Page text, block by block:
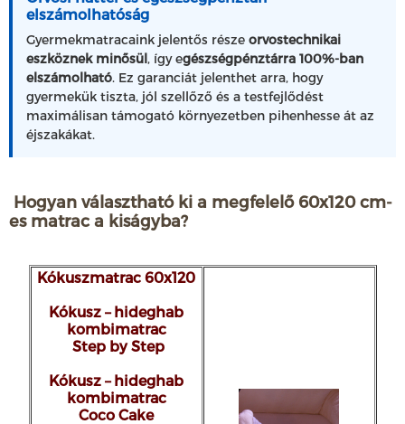
elszámolhatóság
Gyermekmatracaink jelentős része orvostechnikai
eszköznek minősül, így egészségpénztárra 100%-ban
elszámolható. Ez garanciát jelenthet arra, hogy
gyermekük tiszta, jól szellőző és a testfejlődést
maximálisan támogató környezetben pihenhesse át az
éjszakákat.
Hogyan választható ki a megfelelő 60x120 cm-
es matrac a kiságyba?
Kókuszmatrac 60x120
Kókusz – hideghab
kombimatrac
Step by Step
Kókusz – hideghab
kombimatrac
Coco Cake